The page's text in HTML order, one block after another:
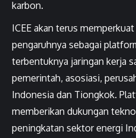
karbon.
ICEE akan terus
pengaruhnya sebagai
terbentuknya jaringan kerja
pemerintah, asosiasi,
Indonesia dan Tiongkok.
memberikan dukungan
peningkatan sektor energi